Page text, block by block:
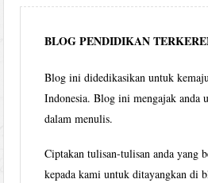
bulan
BLOG PENDIDIKAN
Blog ini didedikasikan untuk
Indonesia. Blog ini mengajak anda
dalam menulis.
Ciptakan tulisan-tulisan anda yang
kepada kami untuk ditayangkan di